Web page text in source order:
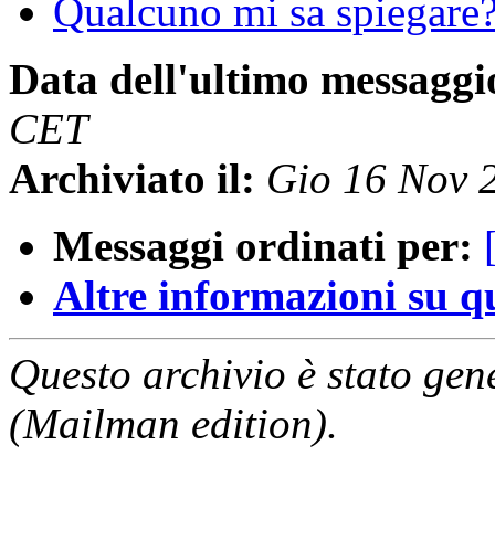
Qualcuno mi sa
Data dell'ultimo
CET
Archiviato il: Gio 16 Nov
Messaggi ordinati per:
Altre informazioni su
Questo archivio è stato
(Mailman edition).